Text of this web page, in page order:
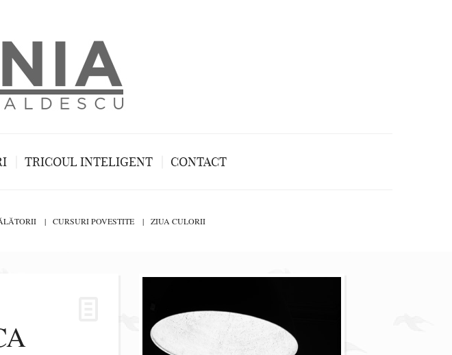
TRICOUL INTELIGENT CONTACT
CURSURI POVESTITE ZIUA CULORII